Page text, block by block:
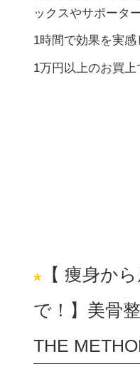
ックスやサポータ
1時間で効果を実感
1万円以上のお買上
【 痩身か
で！】美骨
THE